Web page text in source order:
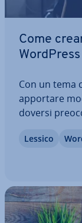
Come
WordPress
Con un tema
apportare
doversi
molto utile
Lessico